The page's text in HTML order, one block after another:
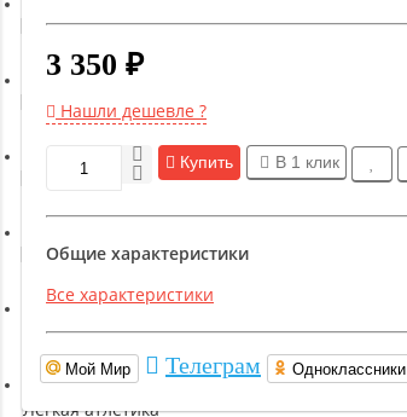
Гимнастическое оборудование
Функциональный тренинг
Йога и пилатес
Бокс и единоборства
Инверсионные столы
Легкая атлетика
3 350 ₽
Нашли дешевле ?
Купить В 1 клик
Общие характеристики
Все характеристики
Мой Мир Телеграм Одноклассники